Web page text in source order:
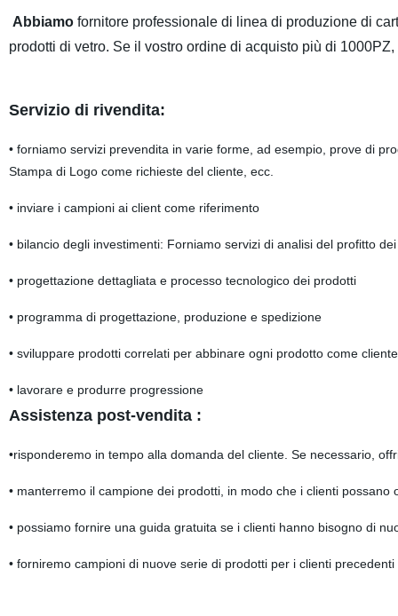
Abbiamofornitore professionale di linea di produzione di
prodotti di vetro. Se il vostro ordine di acquisto più di
Servizio di rivendita:
• forniamo servizi prevendita in varie forme, ad esempio, prove di
Stampa di Logo come richieste del cliente, ecc.
• inviare i campioni ai client come riferimento
• bilancio degli investimenti: Forniamo servizi di analisi del profitto
• progettazione dettagliata e processo tecnologico dei prodotti
• programma di progettazione, produzione e spedizione
• sviluppare prodotti correlati per abbinare ogni prodotto come
• lavorare e produrre progressione
Assistenza post-vendita :
•risponderemo in tempo alla domanda del cliente. Se necessario,
• manterremo il campione dei prodotti, in modo che i clienti
• possiamo fornire una guida gratuita se i clienti hanno bisogno di
• forniremo campioni di nuove serie di prodotti per i clienti precedenti